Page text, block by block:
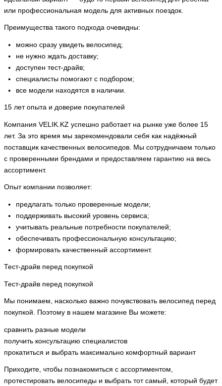
или профессиональная модель для активных поездок.
Преимущества такого подхода очевидны:
можно сразу увидеть велосипед;
не нужно ждать доставку;
доступен тест-драйв;
специалисты помогают с подбором;
все модели находятся в наличии.
15 лет опыта и доверие покупателей
Компания VELIK.KZ успешно работает на рынке уже более 15
лет. За это время мы зарекомендовали себя как надёжный
поставщик качественных велосипедов. Мы сотрудничаем только
с проверенными брендами и предоставляем гарантию на весь
ассортимент.
Опыт компании позволяет:
предлагать только проверенные модели;
поддерживать высокий уровень сервиса;
учитывать реальные потребности покупателей;
обеспечивать профессиональную консультацию;
формировать качественный ассортимент.
Тест-драйв перед покупкой
Тест-драйв перед покупкой
Мы понимаем, насколько важно почувствовать велосипед перед
покупкой. Поэтому в нашем магазине Вы можете:
сравнить разные модели
получить консультацию специалистов
прокатиться и выбрать максимально комфортный вариант
Приходите, чтобы познакомиться с ассортиментом,
протестировать велосипеды и выбрать тот самый, который будет